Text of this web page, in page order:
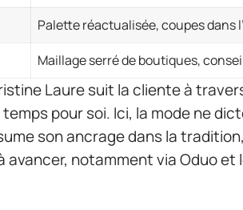
Palette réactualisée, coupes dans
Maillage serré de boutiques,
Laure suit la cliente à
pour soi. Ici, la mode ne
son ancrage dans la
notamment via Oduo et